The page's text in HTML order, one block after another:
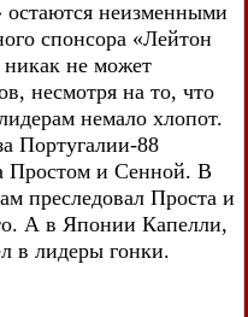
неизменными
спонсора «Лейтон
не может
несмотря на то, что
немало хлопот.
Португалии-88
Простом и Сенной. В
преследовал Проста и
А в Японии Капелли,
в лидеры гонки.